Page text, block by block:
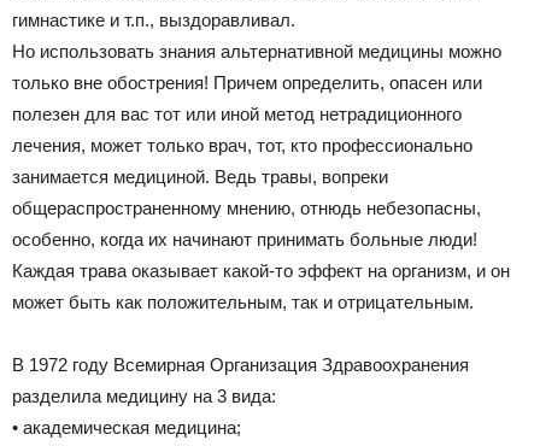
гимнастике и т.п., выздоравливал.
Но использовать знания альтернативной медицины можно
только вне обострения! Причем определить, опасен или
полезен для вас тот или иной метод нетрадиционного
лечения, может только врач, тот, кто профессионально
занимается медициной. Ведь травы, вопреки
общераспространенному мнению, отнюдь небезопасны,
особенно, когда их начинают принимать больные люди!
Каждая трава оказывает какой-то эффект на организм, и он
может быть как положительным, так и отрицательным.
В 1972 году Всемирная Организация Здравоохранения
разделила медицину на 3 вида:
• академическая медицина;